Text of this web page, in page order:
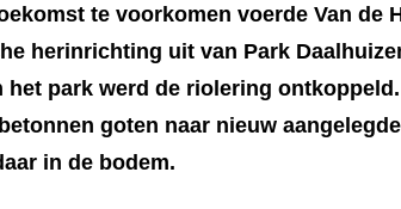
te voorkomen voerde Van de
herinrichting uit van Park
het park werd de riolering
goten naar nieuw aangelegde
in de bodem.